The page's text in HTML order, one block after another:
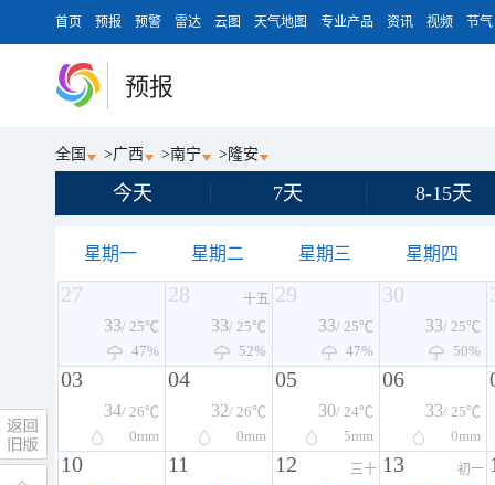
首页 预报 预警 雷达 云图 天气地图 专业产品 资讯 视频 节气
预报
全国 >广西 >南宁 > 隆安
今天 7天 8-15天
星期一 星期二 星期三 星期四
27
33/ 25℃
47%
28 十五
33/ 25℃
52%
29
33/ 25℃
47%
30
33/ 25℃
50%
03
34/ 26℃
0mm
04
32/ 26℃
0mm
05
30/ 24℃
5mm
06
33/ 25℃
0mm
10 11 12 三十 13 初一